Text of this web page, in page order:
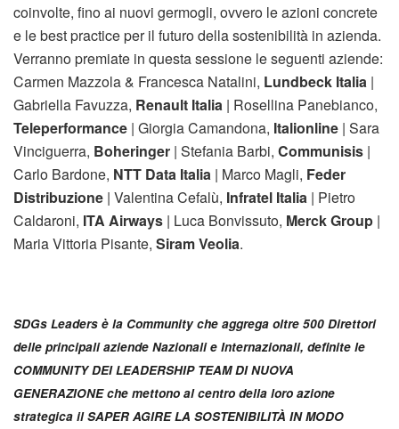
coinvolte, fino ai nuovi germogli, ovvero le azioni concrete
e le best practice per il futuro della sostenibilità in azienda.
Verranno premiate in questa sessione le seguenti aziende:
Carmen Mazzola & Francesca Natalini, Lundbeck Italia |
Gabriella Favuzza, Renault Italia | Rosellina Panebianco,
Teleperformance | Giorgia Camandona, Italionline | Sara
Vinciguerra, Boheringer | Stefania Barbi, Communisis |
Carlo Bardone, NTT Data Italia | Marco Magli, Feder
Distribuzione | Valentina Cefalù, Infratel Italia | Pietro
Caldaroni, ITA Airways | Luca Bonvissuto, Merck Group |
Maria Vittoria Pisante, Siram Veolia.
SDGs Leaders è la Community che aggrega oltre 500 Direttori
delle principali aziende Nazionali e Internazionali, definite le
COMMUNITY DEI LEADERSHIP TEAM DI NUOVA
GENERAZIONE che mettono al centro della loro azione
strategica il SAPER AGIRE LA SOSTENIBILITÀ IN MODO